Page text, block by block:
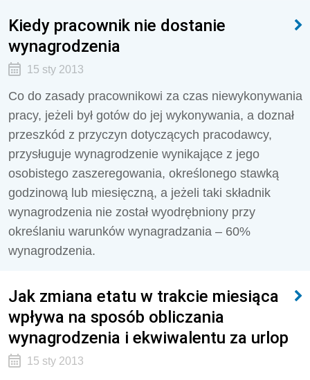
Kiedy pracownik nie dostanie
wynagrodzenia
15 sty 2013
Co do zasady pracownikowi za czas niewykonywania
pracy, jeżeli był gotów do jej wykonywania, a doznał
przeszkód z przyczyn dotyczących pracodawcy,
przysługuje wynagrodzenie wynikające z jego
osobistego zaszeregowania, określonego stawką
godzinową lub miesięczną, a jeżeli taki składnik
wynagrodzenia nie został wyodrębniony przy
określaniu warunków wynagradzania – 60%
wynagrodzenia.
Jak zmiana etatu w trakcie miesiąca
wpływa na sposób obliczania
wynagrodzenia i ekwiwalentu za urlop
15 sty 2013